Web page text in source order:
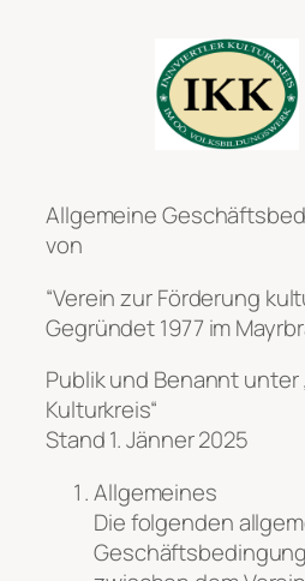
Allgemeine
von
“Verein zur Förderung
Gegründet 1977 im
Publik und Benannt unter
Kulturkreis“
Stand 1. Jänner 2025
Allgemeines
Die folgenden